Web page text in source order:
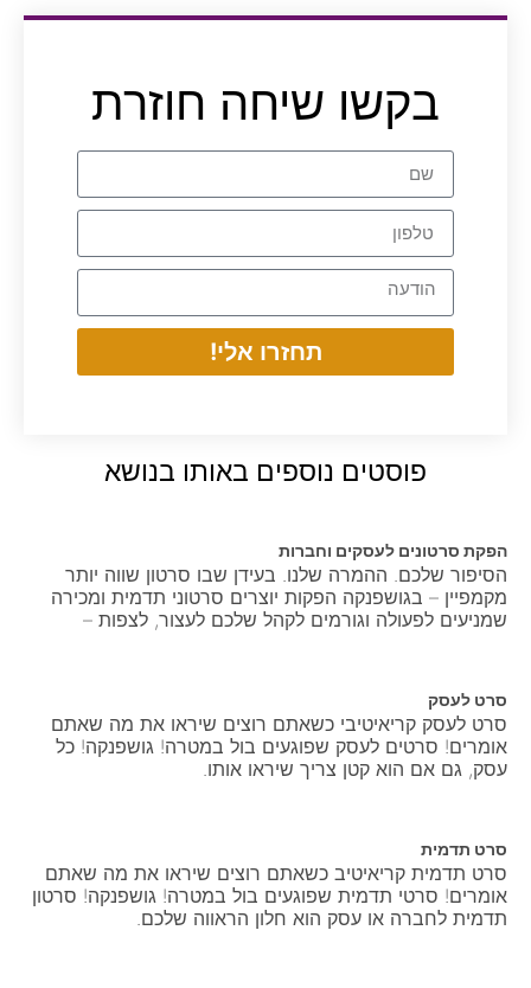
בקשו שיחה חוזרת
תחזרו אלי!
פוסטים נוספים באותו בנושא
הפקת סרטונים לעסקים וחברות
הסיפור שלכם. ההמרה שלנו. בעידן שבו סרטון שווה יותר
מקמפיין – בגושפנקה הפקות יוצרים סרטוני תדמית ומכירה
שמניעים לפעולה וגורמים לקהל שלכם לעצור, לצפות –
סרט לעסק
סרט לעסק קריאיטיבי כשאתם רוצים שיראו את מה שאתם
אומרים! סרטים לעסק שפוגעים בול במטרה! גושפנקה! כל
עסק, גם אם הוא קטן צריך שיראו אותו.
סרט תדמית
סרט תדמית קריאיטיב כשאתם רוצים שיראו את מה שאתם
אומרים! סרטי תדמית שפוגעים בול במטרה! גושפנקה! סרטון
תדמית לחברה או עסק הוא חלון הראווה שלכם.